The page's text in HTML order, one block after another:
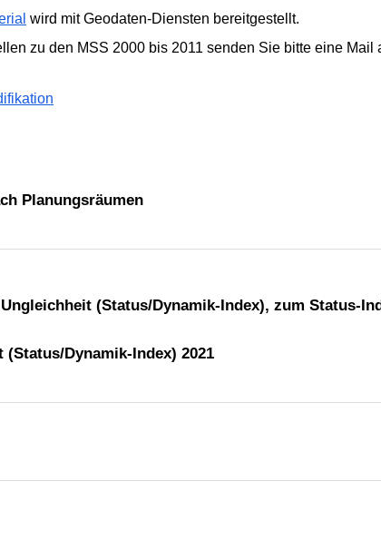
wird mit Geodaten-Diensten bereitgestellt.
zu den MSS 2000 bis 2011 senden Sie bitte eine Mail
Planungsräumen
Dynamik-Index) 2021